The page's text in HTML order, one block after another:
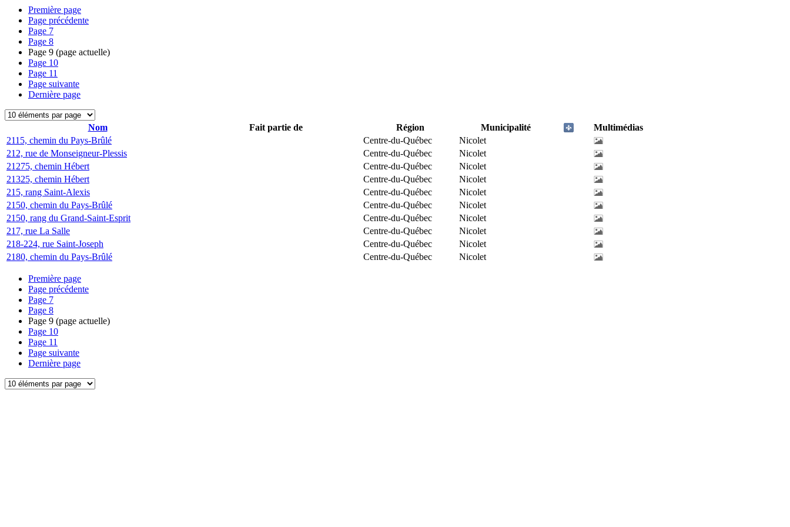
Première page
Page précédente
Page 7
Page 8
Page 9 (page actuelle)
Page 10
Page 11
Page suivante
Dernière page
Nom Fait partie de Région Municipalité
Multimédias
2115, chemin du Pays-Brûlé
Centre-du-Québec
Nicolet
212, rue de Monseigneur-Plessis
Centre-du-Québec
Nicolet
21275, chemin Hébert
Centre-du-Québec
Nicolet
21325, chemin Hébert
Centre-du-Québec
Nicolet
215, rang Saint-Alexis
Centre-du-Québec
Nicolet
2150, chemin du Pays-Brûlé
Centre-du-Québec
Nicolet
2150, rang du Grand-Saint-Esprit
Centre-du-Québec
Nicolet
217, rue La Salle
Centre-du-Québec
Nicolet
218-224, rue Saint-Joseph
Centre-du-Québec
Nicolet
2180, chemin du Pays-Brûlé
Centre-du-Québec Nicolet
Première page
Page précédente
Page 7
Page 8
Page 9 (page actuelle)
Page 10
Page 11
Page suivante
Dernière page